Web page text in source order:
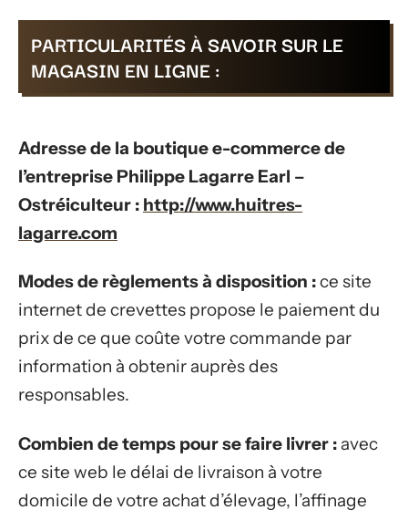
PARTICULARITÉS À SAVOIR SUR LE
MAGASIN EN LIGNE :
Adresse de la boutique e-commerce de
l’entreprise Philippe Lagarre Earl –
Ostréiculteur : http://www.huitres-
lagarre.com
Modes de règlements à disposition :ce site
internet de crevettes propose le paiement du
prix de ce que coûte votre commande par
information à obtenir auprès des
responsables.
Combien de temps pour se faire livrer : avec
ce site web le délai de livraison à votre
domicile de votre achat d’élevage, l’affinage